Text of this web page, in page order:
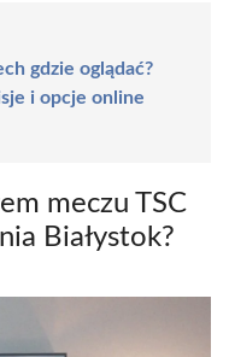
gdzie oglądać?
i opcje online
meczu TSC
Białystok?